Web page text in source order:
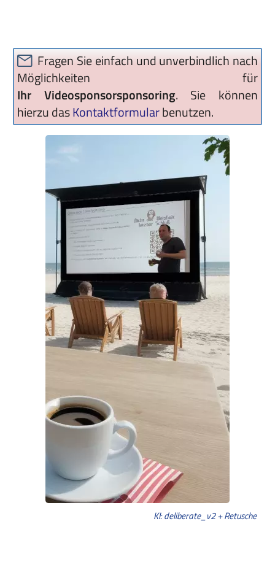
Fragen Sie einfach und unverbindlich nach
Möglichkeiten für
Ihr Videosponsorsponsoring. Sie können
hierzu dasKontaktformularbenutzen.
KI: deliberate_v2 + Retusche